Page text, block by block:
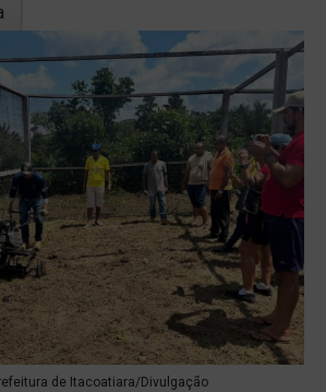
de Itacoatiara/Divulgação